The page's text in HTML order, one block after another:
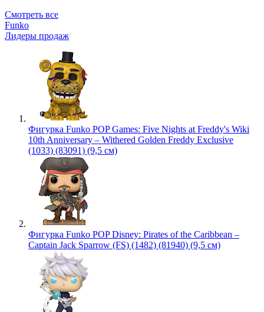
Смотреть все
Funko
Лидеры продаж
Фигурка Funko POP Games: Five Nights at Freddy's Wiki
10th Anniversary – Withered Golden Freddy Exclusive
(1033) (83091) (9,5 см)
Фигурка Funko POP Disney: Pirates of the Caribbean –
Captain Jack Sparrow (FS) (1482) (81940) (9,5 см)